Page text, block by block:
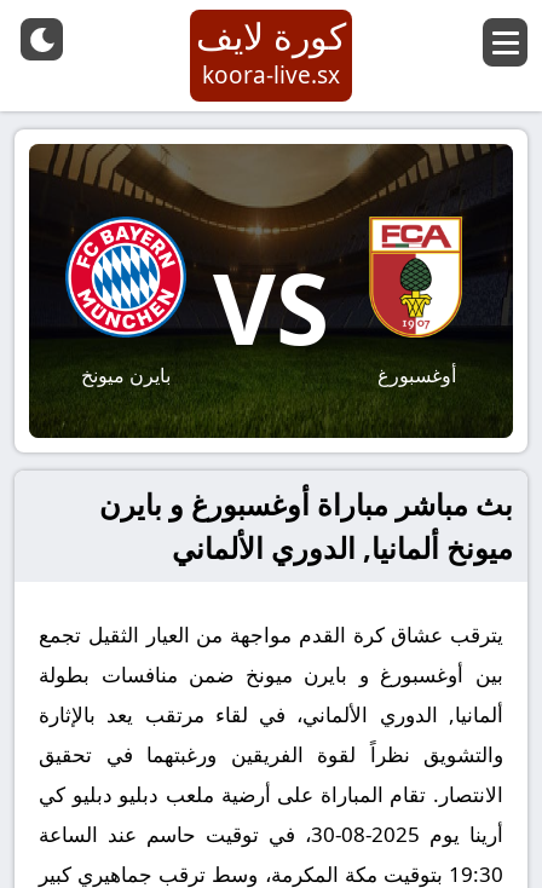
كورة لايف
koora-live.sx
أوغسبورغ
VS
بايرن ميونخ
بث مباشر مباراة أوغسبورغ و بايرن
ميونخ ألمانيا, الدوري الألماني
يترقب عشاق كرة القدم مواجهة من العيار الثقيل تجمع
بين أوغسبورغ و بايرن ميونخ ضمن منافسات بطولة
ألمانيا, الدوري الألماني، في لقاء مرتقب يعد بالإثارة
والتشويق نظراً لقوة الفريقين ورغبتهما في تحقيق
الانتصار. تقام المباراة على أرضية ملعب دبليو دبليو كي
أرينا يوم 2025-08-30، في توقيت حاسم عند الساعة
19:30 بتوقيت مكة المكرمة، وسط ترقب جماهيري كبير